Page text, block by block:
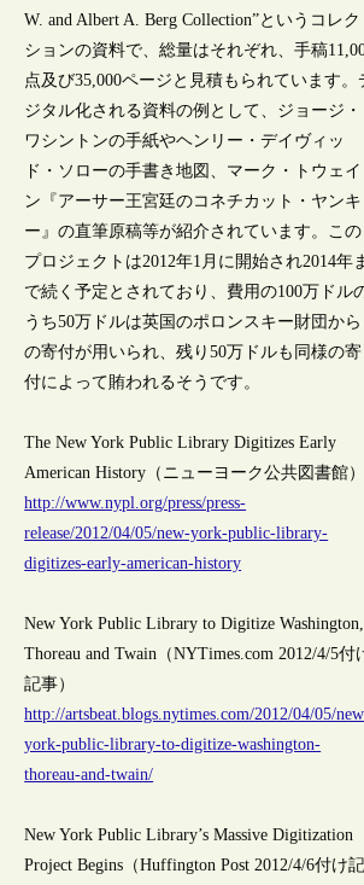
W. and Albert A. Berg Collection”というコレク
ションの資料で、総量はそれぞれ、手稿
点及び35,000ページと見積もられています。
ジタル化される資料の例として、ジョージ・
ワシントンの手紙やヘンリー・デイヴィッ
ド・ソローの手書き地図、マーク・トウェイ
ン『アーサー王宮廷のコネチカット・ヤンキ
ー』の直筆原稿等が紹介されています。この
プロジェクトは2012年1月に開始され2014年
で続く予定とされており、費用の100万ドル
うち50万ドルは英国のポロンスキー財団から
の寄付が用いられ、残り50万ドルも同様の寄
付によって賄われるそうです。
The New York Public Library Digitizes Early
American History（ニューヨーク公共図書館）
http://www.nypl.org/press/press-
release/2012/04/05/new-york-public-library-
digitizes-early-american-history
New York Public Library to Digitize Washington,
Thoreau and Twain（NYTimes.com 2012/4/5付
記事）
http://artsbeat.blogs.nytimes.com/2012/04/05/
york-public-library-to-digitize-washington-
thoreau-and-twain/
New York Public Library’s Massive Digitization
Project Begins（Huffington Post 2012/4/6付け記